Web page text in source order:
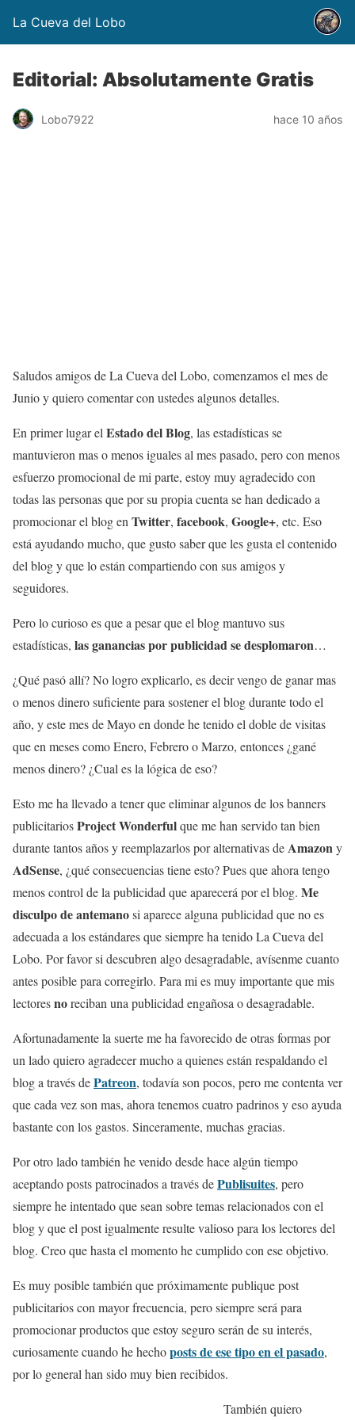
La Cueva del Lobo
Editorial: Absolutamente Gratis
Lobo7922 hace 10 años
Saludos amigos de La Cueva del Lobo, comenzamos el mes de
Junio y quiero comentar con ustedes algunos detalles.
En primer lugar el Estado del Blog, las estadísticas se
mantuvieron mas o menos iguales al mes pasado, pero con menos
esfuerzo promocional de mi parte, estoy muy agradecido con
todas las personas que por su propia cuenta se han dedicado a
promocionar el blog en Twitter, facebook, Google+, etc. Eso
está ayudando mucho, que gusto saber que les gusta el contenido
del blog y que lo están compartiendo con sus amigos y
seguidores.
Pero lo curioso es que a pesar que el blog mantuvo sus
estadísticas, las ganancias por publicidad se desplomaron…
¿Qué pasó allí? No logro explicarlo, es decir vengo de ganar mas
o menos dinero suficiente para sostener el blog durante todo el
año, y este mes de Mayo en donde he tenido el doble de visitas
que en meses como Enero, Febrero o Marzo, entonces ¿gané
menos dinero? ¿Cual es la lógica de eso?
Esto me ha llevado a tener que eliminar algunos de los banners
publicitariosProject Wonderfulque me han servido tan bien
durante tantos años y reemplazarlos por alternativas deAmazony
AdSense, ¿qué consecuencias tiene esto? Pues que ahora tengo
menos control de la publicidad que aparecerá por el blog. Me
disculpo de antemanosi aparece alguna publicidad que no es
adecuada a los estándares que siempre ha tenido La Cueva del
Lobo. Por favor si descubren algo desagradable, avísenme cuanto
antes posible para corregirlo. Para mi es muy importante que mis
lectoresnoreciban una publicidad engañosa o desagradable.
Afortunadamente la suerte me ha favorecido de otras formas por
un lado quiero agradecer mucho a quienes están respaldando el
blog a través dePatreon, todavía son pocos, pero me contenta ver
que cada vez son mas, ahora tenemos cuatro padrinos y eso ayuda
bastante con los gastos. Sinceramente, muchas gracias.
Por otro lado también he venido desde hace algún tiempo
aceptando posts patrocinados a través dePublisuites, pero
siempre he intentado que sean sobre temas relacionados con el
blog y que el post igualmente resulte valioso para los lectores del
blog. Creo que hasta el momento he cumplido con ese objetivo.
Es muy posible también que próximamente publique post
publicitarios con mayor frecuencia, pero siempre será para
promocionar productos que estoy seguro serán de su interés,
curiosamente cuando he hechoposts de ese tipo en el pasado,
por lo general han sido muy bien recibidos.
También quiero